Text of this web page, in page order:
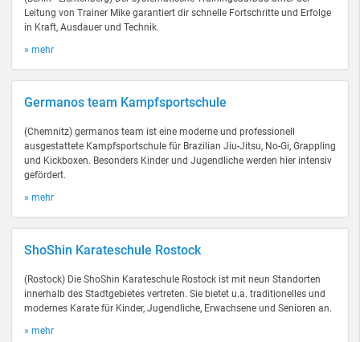
Leitung von Trainer Mike garantiert dir schnelle Fortschritte und Erfolge
in Kraft, Ausdauer und Technik.
» mehr
Germanos team Kampfsportschule
(Chemnitz) germanos team ist eine moderne und professionell
ausgestattete Kampfsportschule für Brazilian Jiu-Jitsu, No-Gi, Grappling
und Kickboxen. Besonders Kinder und Jugendliche werden hier intensiv
gefördert.
» mehr
ShoShin Karateschule Rostock
(Rostock) Die ShoShin Karateschule Rostock ist mit neun Standorten
innerhalb des Stadtgebietes vertreten. Sie bietet u.a. traditionelles und
modernes Karate für Kinder, Jugendliche, Erwachsene und Senioren an.
» mehr